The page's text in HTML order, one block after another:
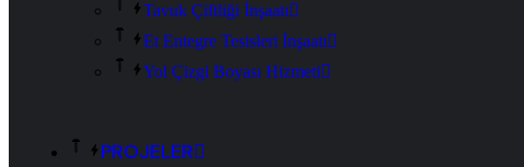
Tavuk Çiftliği İnşaatı
Et Entegre Tesisleri İnşaatı
Yol Çizgi Boyası Hizmeti
PROJELER